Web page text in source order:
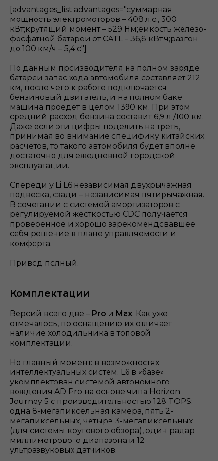
[advantages_list advantages="суммарная
мощность электромоторов – 408 л.с., 300
кВт;крутящий момент – 529 Нм;емкость железо-
фосфатной батареи от CATL – 36,8 кВт·ч;разгон
до 100 км/ч – 5,4 с"]
По данным производителя на полном заряде
батареи запас хода автомобиля составляет 212
км, после чего к работе подключается
бензиновый двигатель, и на полном баке
машина проедет в целом 1390 км. При этом
средний расход бензина составит 6,9 л /100 км.
Даже если эти цифры поделить на треть,
принимая во внимание специфику китайских
расчетов, то такого автомобиля будет вполне
достаточно для ежедневной городской
эксплуатации.
Спереди у Li L6 независимая двухрычажная
подвеска, сзади – независимая пятирычажная.
В сочетании с системой амортизаторов с
регулируемой жесткостью CDC получается
проверенное и хорошо зарекомендовавшее
себя решение в плане управляемости и
комфорта.
Привод полный.
Комплектации
Версий всего две – Pro и Max. Как уже
отмечалось, по оснащению их отличает
наличие холодильника в топовой
комплектации.
Но главный момент: в возможностях
интеллектуальных систем. L6 в «базе»
укомплектован системой автономного
вождения AD Pro на основе чипа Horizon
Journey 5 с производительностью 128 TOPS:
одна 8-мегапиксельная камера, пять 2-
мегапиксельных, четыре 3-мегапиксельных
(для системы кругового обзора), один радар
миллиметрового диапазона и 12
ультразвуковых датчиков.